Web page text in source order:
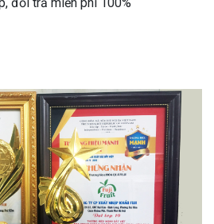
đổi trả miễn phí 100%